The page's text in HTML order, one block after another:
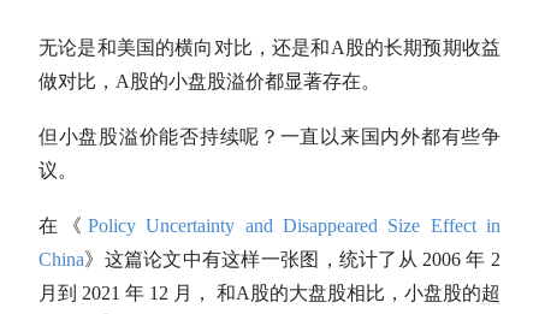
无论是和美国的横向对比，还是和A股的长期预期收益
做对比， A股的小盘股溢价都显著存在。
但小盘股溢价能否持续呢？一直以来国内外都有些争
议。
在《 Policy Uncertainty and Disappeared Size Effect in
China》这篇论文中有这样一张图，统计了从 2006 年 2
月到 2021 年 12 月， 和A股的大盘股相比，小盘股的超